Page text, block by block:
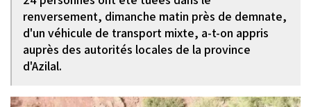
renversement, dimanche matin près de demnate,
d'un véhicule de transport mixte, a-t-on appris
auprès des autorités locales de la province
d'Azilal.